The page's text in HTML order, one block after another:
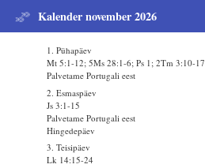
Kalender november 2026
1. Pühapäev
Mt 5:1-12; 5Ms 28:1-6; Ps 1; 2Tm 3:10-17
Palvetame Portugali eest
2. Esmaspäev
Js 3:1-15
Palvetame Portugali eest
Hingedepäev
3. Teisipäev
Lk 14:15-24